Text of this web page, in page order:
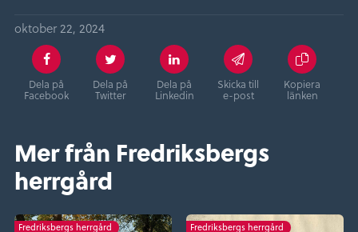
oktober 22, 2024
Dela på
Facebook
Dela på
Twitter
Dela på
Linkedin
Skicka till
e-post
Kopiera
länken
Mer från Fredriksbergs
herrgård
Fredriksbergs herrgård Fredriksbergs herrgård